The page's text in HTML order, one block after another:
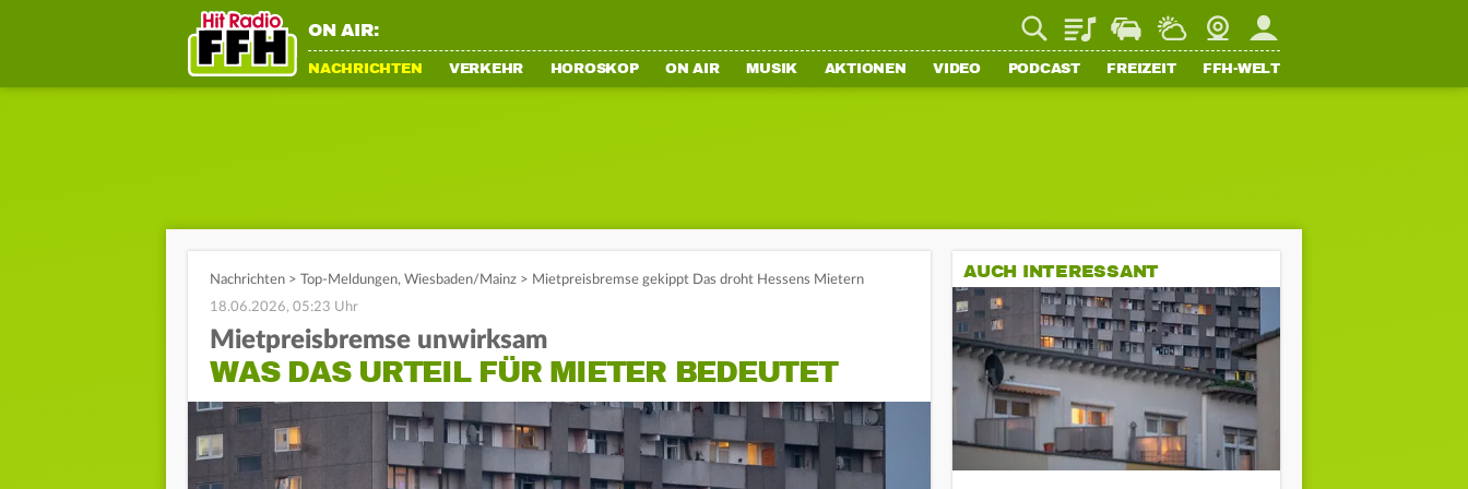
ON AIR: PlaylistStaupilotWetterWebcamMein FFH
NACHRICHTEN VERKEHR HOROSKOP ON AIR MUSIK AKTIONEN VIDEO PODCAST FREIZEIT FFH-WELT
Nachrichten > Top-Meldungen, Wiesbaden/Mainz > Mietpreisbremse gekippt Das droht Hessens Mietern
18.06.2026, 05:23 Uhr
Mietpreisbremse unwirksam
WAS DAS URTEIL FÜR MIETER BEDEUTET
AUCH INTERESSANT